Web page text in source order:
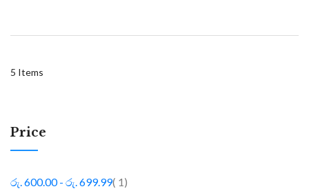
5 Items
Price
රු. 600.00- රු. 699.99 1item